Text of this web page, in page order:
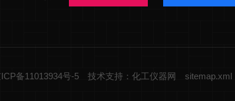
备11013934号-5 技术支持：化工仪器网 sitemap.xml